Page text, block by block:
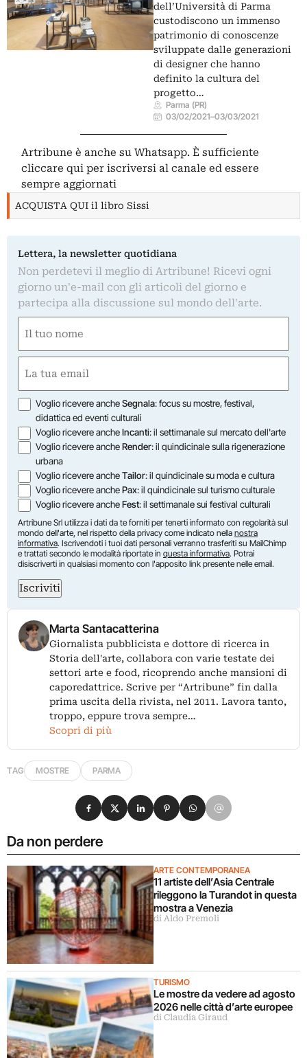
dell’Università di Parma
custodiscono un immenso
patrimonio di conoscenze
sviluppate dalle generazioni
di designer che hanno
definito la cultura del
progetto…
Parma (PR)
03/02/2021–03/03/2021
Artribune è anche su Whatsapp. È sufficiente
cliccare qui per iscriversi al canale ed essere
sempre aggiornati
ACQUISTA QUI il libro Sissi
Lettera, la newsletter quotidiana
Non perdetevi il meglio di Artribune! Ricevi ogni
giorno un'e-mail con gli articoli del giorno e
partecipa alla discussione sul mondo dell'arte.
(Obbligatorio)
Nome
(Obbligatorio)
Opzioni
Voglio ricevere ancheSegnala: focus su mostre, festival,
didattica ed eventi culturali
Voglio ricevere ancheIncanti: il settimanale sul mercato dell'arte
Voglio ricevere ancheRender: il quindicinale sulla rigenerazione
urbana
Voglio ricevere ancheTailor: il quindicinale su moda e cultura
Voglio ricevere anchePax: il quindicinale sul turismo culturale
Voglio ricevere ancheFest: il settimanale sui festival culturali
Artribune Srl utilizza i dati da te forniti per tenerti informato con regolarità sul
mondo dell'arte, nel rispetto della privacy come indicato nella nostra
informativa. Iscrivendoti i tuoi dati personali verranno trasferiti su MailChimp
e trattati secondo le modalità riportate in questa informativa. Potrai
disiscriverti in qualsiasi momento con l'apposito link presente nelle email.
Iscriviti
Marta Santacatterina
Giornalista pubblicista e dottore di ricerca in
Storia dell'arte, collabora con varie testate dei
settori arte e food, ricoprendo anche mansioni di
caporedattrice. Scrive per “Artribune” fin dalla
prima uscita della rivista, nel 2011. Lavora tanto,
troppo, eppure trova sempre…
Scopri di più
TAG MOSTRE PARMA
Da non perdere
ARTE CONTEMPORANEA
11 artiste dell’Asia Centrale
rileggono la Turandot in questa
mostra a Venezia
di Aldo Premoli
TURISMO
Le mostre da vedere ad agosto
2026 nelle città d’arte europee
di Claudia Giraud
Condividi su Facebook
Condividi su X
Condividi su LinkedIn
Condividi su Pinterest
Condividi su WhatsApp
Condividi su Email